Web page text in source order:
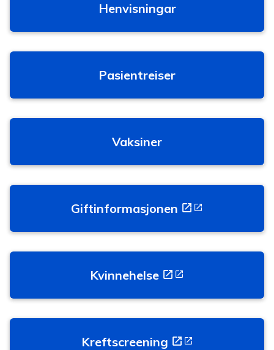
Henvisningar
Pasientreiser
Vaksiner
Giftinformasjonen
Kvinnehelse
Kreftscreening